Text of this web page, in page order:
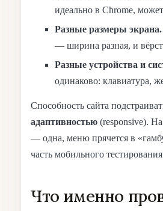
идеально в Chrome,
Разные размеры экрана.
— ширина разная, и
Разные устройства и
одинаково: клавиатура,
Способность сайта
адаптивностью (responsive).
— одна, меню прячется в
часть мобильного
Что именно